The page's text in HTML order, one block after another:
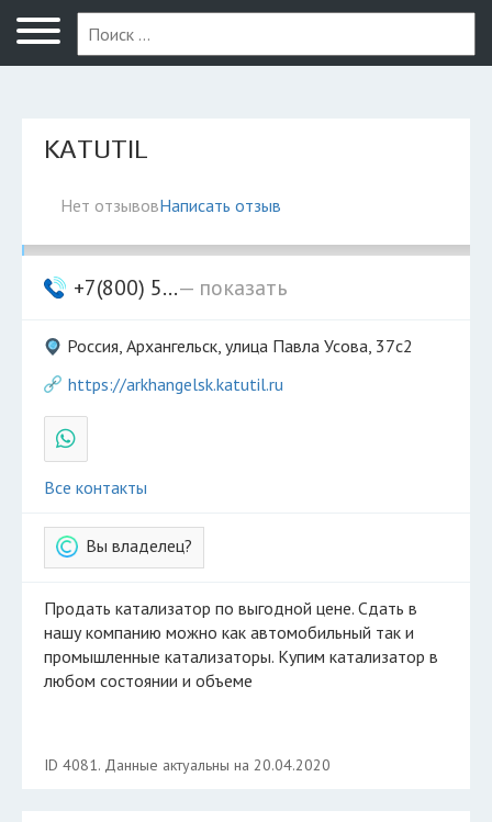
Архангельск
KATUTIL
Нет отзывовНаписать отзыв
+7(800) 5...— показать
Россия, Архангельск, улица Павла Усова, 37с2
https://arkhangelsk.katutil.ru
Все контакты
Вы владелец?
Продать катализатор по выгодной цене. Сдать в
нашу компанию можно как автомобильный так и
промышленные катализаторы. Купим катализатор в
любом состоянии и объеме
ID 4081. Данные актуальны на 20.04.2020